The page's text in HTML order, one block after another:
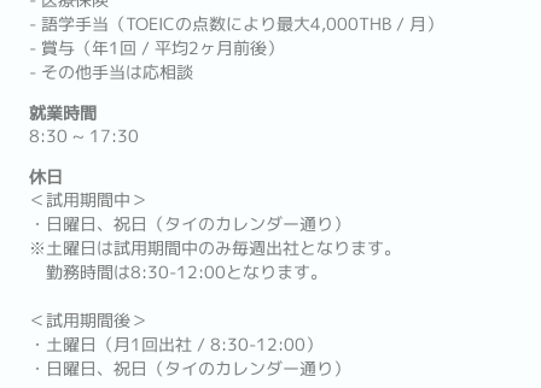
- 語学手当（TOEICの点数により最大4,000THB / 月）
- 賞与（年1回 / 平均2ヶ月前後）
- その他手当は応相談
就業時間
8:30 ~ 17:30
休日
＜試用期間中＞
・日曜日、祝日（タイのカレンダー通り）
※土曜日は試用期間中のみ毎週出社となります。
勤務時間は8:30-12:00となります。
＜試用期間後＞
・土曜日（月1回出社 / 8:30-12:00）
・日曜日、祝日（タイのカレンダー通り）